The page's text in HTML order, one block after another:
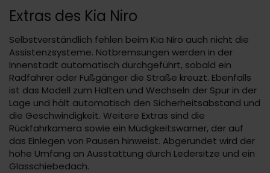
Extras des Kia Niro
Selbstverständlich fehlen beim Kia Niro auch nicht die
Assistenzsysteme. Notbremsungen werden in der
Innenstadt automatisch durchgeführt, sobald ein
Radfahrer oder Fußgänger die Straße kreuzt. Ebenfalls
ist das Modell zum Halten und Wechseln der Spur in der
Lage und hält automatisch den Sicherheitsabstand und
die Geschwindigkeit. Weitere Extras sind die
Rückfahrkamera sowie ein Müdigkeitswarner, der auf
das Einlegen von Pausen hinweist. Abgerundet wird der
hohe Umfang an Ausstattung durch Ledersitze und ein
Glasschiebedach.